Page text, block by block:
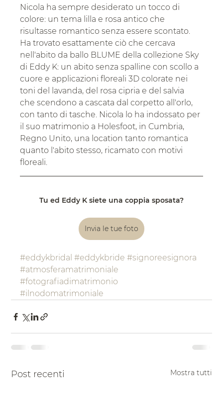
Nicola ha sempre desiderato un tocco di
colore: un tema lilla e rosa antico che
risultasse romantico senza essere scontato.
Ha trovato esattamente ciò che cercava
nell'abito da ballo BLUME della collezione Sky
di Eddy K: un abito senza spalline con scollo a
cuore e applicazioni floreali 3D colorate nei
toni del lavanda, del rosa cipria e del salvia
che scendono a cascata dal corpetto all'orlo,
con tanto di tasche. Nicola lo ha indossato per
il suo matrimonio a Holesfoot, in Cumbria,
Regno Unito, una location tanto romantica
quanto l'abito stesso, ricamato con motivi
floreali.
Tu ed Eddy K siete una coppia sposata?
Invia le tue foto
#eddykbridal #eddykbride #signoreesignora
#atmosferamatrimoniale
#fotografiadimatrimonio
#ilnodomatrimoniale
Post recenti Mostra tutti